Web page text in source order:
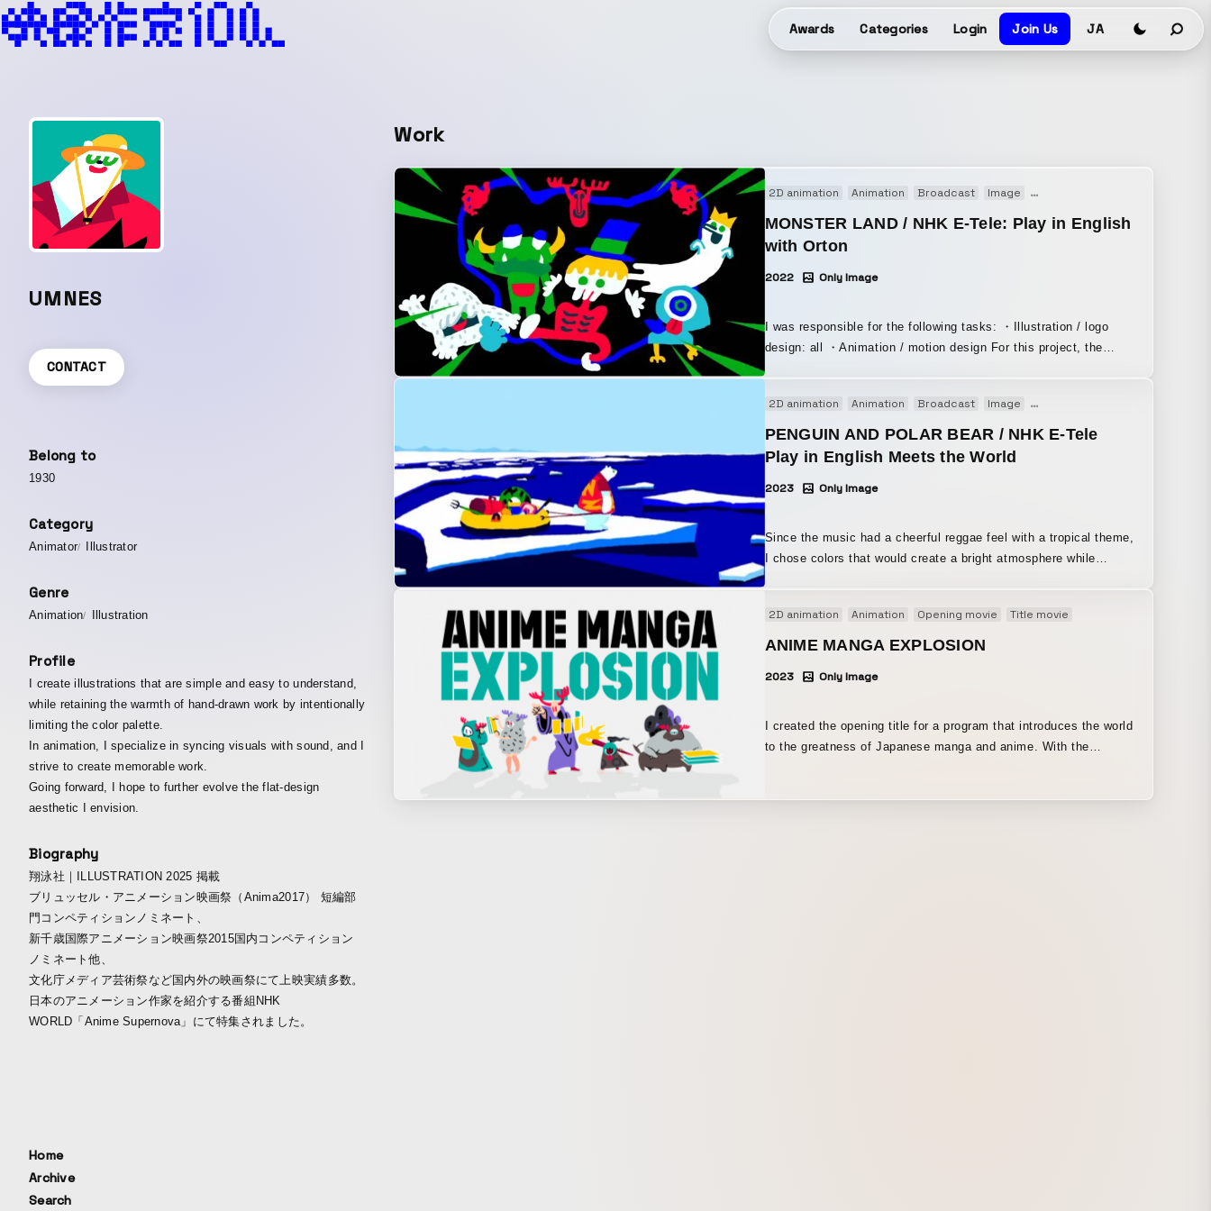
Awards Categories Login Join Us JA
UMNES
CONTACT
Belong to
1930
Category
Animator Illustrator
Genre
Animation Illustration
Profile
I create illustrations that are simple and easy to understand,
while retaining the warmth of hand-drawn work by intentionally
limiting the color palette.
In animation, I specialize in syncing visuals with sound, and I
strive to create memorable work.
Going forward, I hope to further evolve the flat-design
aesthetic I envision.
Biography
翔泳社｜ILLUSTRATION 2025 掲載
ブリュッセル・アニメーション映画祭（Anima2017） 短編部
門コンペティションノミネート、
新千歳国際アニメーション映画祭2015国内コンペティション
ノミネート他、
文化庁メディア芸術祭など国内外の映画祭にて上映実績多数。
日本のアニメーション作家を紹介する番組NHK
WORLD「Anime Supernova」にて特集されました。
Work
2D animation Animation Broadcast Image Motion graphics
MONSTER LAND / NHK E-Tele: Play in English
with Orton
2022 Only Image
I was responsible for the following tasks: ・Illustration / logo
design: all ・Animation / motion design For this project, the
request was to differentiate it from other works by expressing
black, I expressed a Halloween world, and by using primary
colors, I aimed for cute illustrations that felt like a children’s
program. I also paid close attention to the detailed motifs, such
enjoyable to look at. Drawing on my experience in dance and
theater during my student years, I’m good at creating character
animation that makes children want to imitate it, so for the dance
part I incorporated choreography that is easy to copy and
memorable, and overall I aimed for a cute animation that leaves
#design #edit #illustration #2d #3dcg #flatdesign #flat #animation
#artwork #motionlogo #movinglogo #onair #image #musicvideo
ザイン #モーション #編集 #イラスト #フラットデザイン #平面 #ア
ジックビデオ #映像 #ムービー #1930 #イチキューサンゼロ #ウム
ネス#umnes
2D animation Animation Broadcast Image Motion graphics
PENGUIN AND POLAR BEAR / NHK E-Tele
Play in English Meets the World
2023 Only Image
Since the music had a cheerful reggae feel with a tropical theme,
I chose colors that would create a bright atmosphere while
incorporating Rasta colors. I drew the small, quick-moving
the contrast in their personalities. #motiongraphics
#motiondesign #design #edit #illustration #2d #flatdesign #flat
#image #モーショングラフィックス #アニメーション #モーション
アニメ #モーションロゴ #サウンドロゴ #オンエア #映像 #ムービ
ー #1930 #イチキューサンゼロ #ウムネス #umnes
2D animation Animation Opening movie Title movie
ANIME MANGA EXPLOSION
2023 Only Image
I created the opening title for a program that introduces the world
to the greatness of Japanese manga and anime. With the
Home
Archive
Search